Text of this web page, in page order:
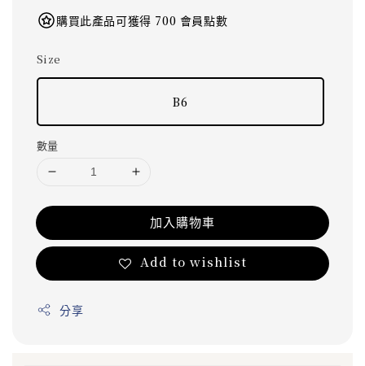
購買此產品可獲得 700 會員點數
Size
B6
數量
加入購物車
Add to wishlist
分享